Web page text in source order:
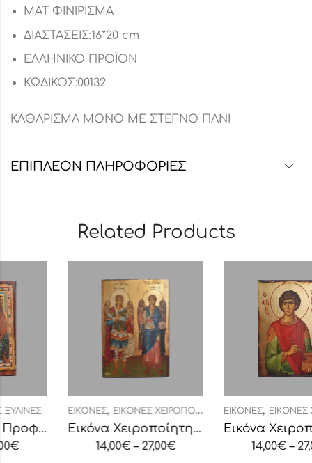
ΜΑΤ ΦΙΝΙΡΙΣΜΑ
ΔΙΑΣΤΑΣΕΙΣ:16*20 cm
ΕΛΛΗΝΙΚΟ ΠΡΟΪΟΝ
ΚΩΔΙΚΟΣ:00132
ΚΑΘΑΡΙΣΜΑ ΜΟΝΟ ΜΕ ΣΤΕΓΝΟ ΠΑΝΙ
ΕΠΙΠΛΈΟΝ ΠΛΗΡΟΦΟΡΊΕΣ
Related Products
Ηλίας
ΕΙΚΌΝΕΣ ,ΕΙΚΌΝΕΣ ΧΕΙΡΟΠΟΊΗΤΕΣ
Εικόνα Χειροποίητη “Ταξιάρχες”
– 27,00€
ΕΙΚΌΝΕΣ ,ΕΙΚΌΝΕΣ ΧΕΙΡΟΠΟΊΗΤΕΣ
Εικόνα
– 27,00€